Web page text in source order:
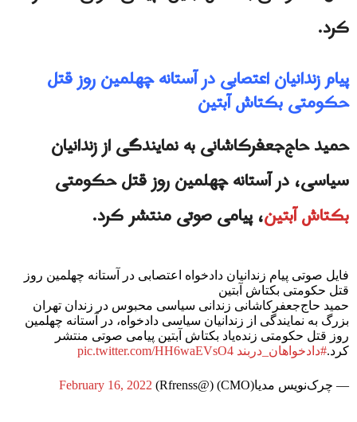
کرد.
پیام زندانیان اعتصابی در آستانه چهلمین روز قتل
حکومتی بکتاش آبتین
حمید حاج‌جعفرکاشانی به نمایندگی از زندانیان
سیاسی، در آستانه چهلمین روز قتل حکومتی
بکتاش آبتین، پیامی صوتی منتشر کرد.
فایل صوتی پیام زندانیان دادخواه اعتصابی در آستانه چهلمین روز
قتل حکومتی بکتاش آبتین
حمید حاج‌جعفرکاشانی زندانی سیاسی محبوس در زندان تهران
بزرگ به نمایندگی از زندانیان سیاسی دادخواه، در آستانه چهلمین
روز قتل حکومتی زنده‌یاد بکتاش آبتین پیامی صوتی منتشر
کرد.#دادخواهان_دربند pic.twitter.com/HH6waEVsO4
— چرک‌نویس مدیا(CMO) (@Rfrenss) February 16, 2022